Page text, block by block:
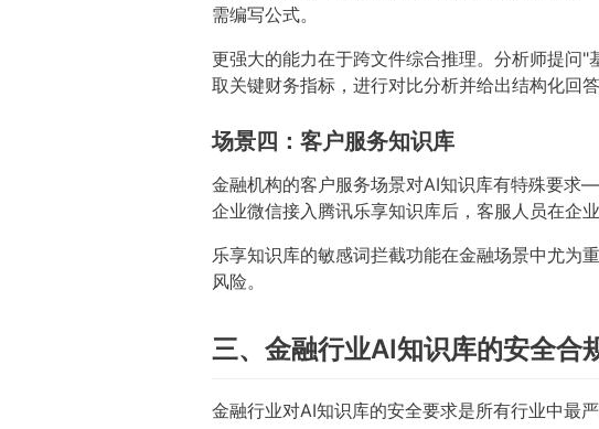
需编写公式。
更强大的能力在于跨文件综合推理。分析师提问
取关键财务指标，进行对比分析并给出结构化回
场景四：客户服务知识库
金融机构的客户服务场景对AI知识库有特殊要
企业微信接入腾讯乐享知识库后，客服人员在企
乐享知识库的敏感词拦截功能在金融场景中尤
风险。
三、金融行业AI知识库的安全合
金融行业对AI知识库的安全要求是所有行业中最